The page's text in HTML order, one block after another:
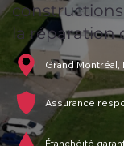
la réparation
Grand Montréal,
Assurance
Étanchéité